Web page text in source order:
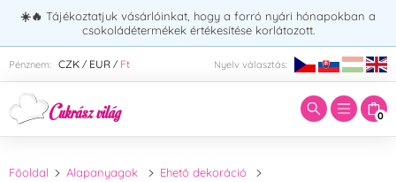
☀️🔥 Tájékoztatjuk vásárlóinkat, hogy a forró nyári hónapokban a
csokoládétermékek értékesítése korlátozott.
Pénznem: CZK / EUR / Ft Nyelv választás:
0
Adja meg a keresett kifejezést:
Főoldal Alapanyagok
Ehető dekoráció